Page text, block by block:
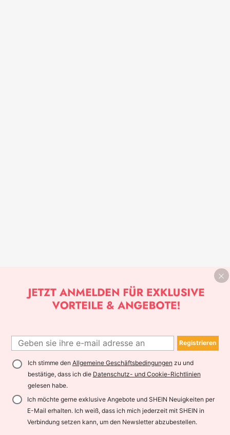
Registrieren
Ich stimme den Allgemeine Geschäftsbedingungen zu und
bestätige, dass ich die Datenschutz- und Cookie-Richtlinien
gelesen habe.
Ich möchte gerne exklusive Angebote und SHEIN Neuigkeiten per
E-Mail erhalten. Ich weiß, dass ich mich jederzeit mit SHEIN in
Verbindung setzen kann, um den Newsletter abzubestellen.